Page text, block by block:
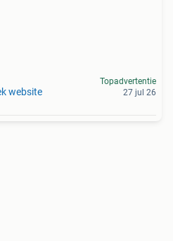
website
Topadvertentie
27 jul 26